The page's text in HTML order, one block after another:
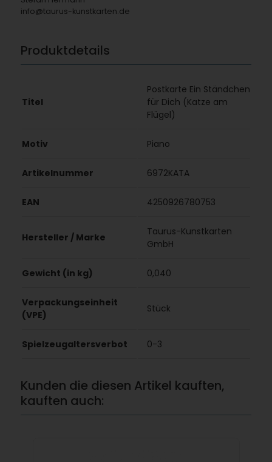
info@taurus-kunstkarten.de
Produktdetails
Titel
Postkarte Ein Ständchen
für Dich (Katze am
Flügel)
Motiv Piano
Artikelnummer 6972KATA
EAN 4250926780753
Hersteller / Marke
Taurus-Kunstkarten
GmbH
Gewicht (in kg) 0,040
Verpackungseinheit
(VPE)
Stück
Spielzeugaltersverbot 0-3
Kunden die diesen Artikel kauften,
kauften auch: